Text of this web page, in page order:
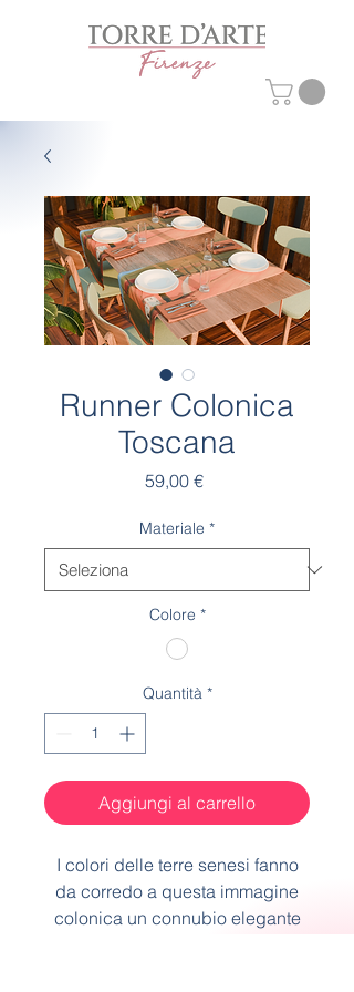
Runner Colonica
Toscana
59,00 €Prezzo
Materiale *
Colore *
Quantità *
Aggiungi al carrello
I colori delle terre senesi fanno
da corredo a questa immagine
colonica un connubio elegante